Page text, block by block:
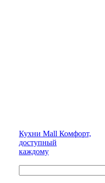
Кухни Mall Комфорт,
доступный
каждому